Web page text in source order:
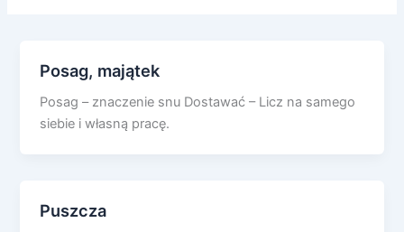
Posag, majątek
Posag – znaczenie snu Dostawać – Licz na samego
siebie i własną pracę.
Puszcza